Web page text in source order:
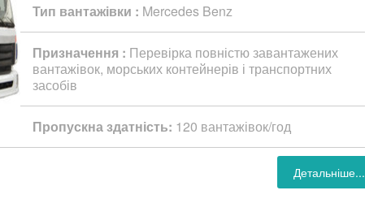
Тип вантажівки : Mercedes Benz
Призначення : Перевірка повністю завантажених
вантажівок, морських контейнерів і транспортних
засобів
Пропускна здатність: 120 вантажівок/год
Детальніше...